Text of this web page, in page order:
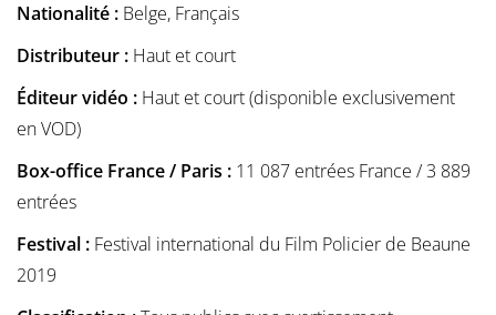
Nationalité : Belge, Français
Distributeur : Haut et court
Éditeur vidéo : Haut et court (disponible exclusivement
en VOD)
Box-office France / Paris : 11 087 entrées France / 3 889
entrées
Festival : Festival international du Film Policier de Beaune
2019